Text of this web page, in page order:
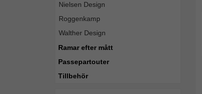
Nielsen Design
Roggenkamp
Walther Design
Ramar efter mått
Passepartouter
Tillbehör